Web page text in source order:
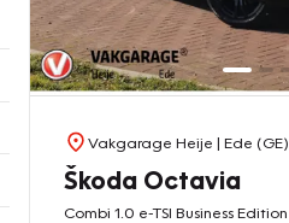
Vakgarage Heije | Ede (GE)
Škoda Octavia
Combi 1.0 e-TSI Business Edition